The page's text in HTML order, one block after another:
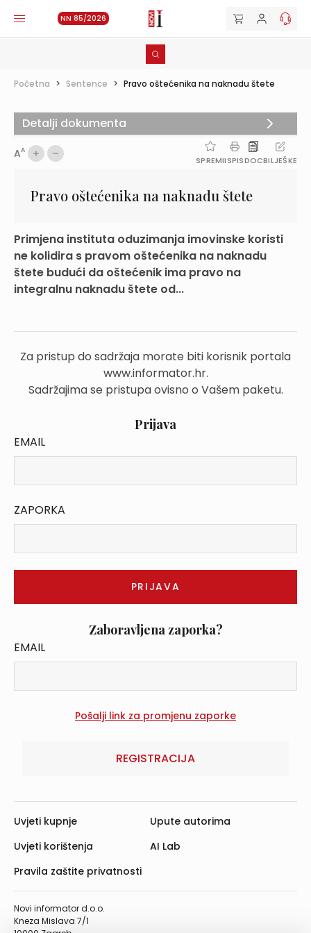
NN 85/2026
Početna > Sentence > Pravo oštećenika na naknadu štete
AA
SPREMIISPISDOCBILJEŠKE
Pravo oštećenika na naknadu štete
Primjena instituta oduzimanja imovinske koristi
ne kolidira s pravom oštećenika na naknadu
štete budući da oštećenik ima pravo na
integralnu naknadu štete od...
Za pristup do sadržaja morate biti korisnik portala
www.informator.hr.
Sadržajima se pristupa ovisno o Vašem paketu.
Prijava
EMAIL
ZAPORKA
Zaboravljena zaporka?
EMAIL
REGISTRACIJA
Detalji dokumenta
Novi informator d.o.o.
Kneza Mislava 7/1
Uvjeti kupnje
Uvjeti korištenja
Pravila zaštite privatnosti
Upute autorima
AI Lab